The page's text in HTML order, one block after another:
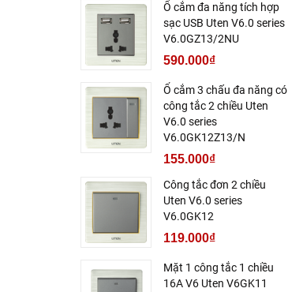
Ổ cắm đa năng tích hợp
sạc USB Uten V6.0 series
V6.0GZ13/2NU
590.000₫
Ổ cắm 3 chấu đa năng có
công tắc 2 chiều Uten
V6.0 series
V6.0GK12Z13/N
155.000₫
Công tắc đơn 2 chiều
Uten V6.0 series
V6.0GK12
119.000₫
Mặt 1 công tắc 1 chiều
16A V6 Uten V6GK11